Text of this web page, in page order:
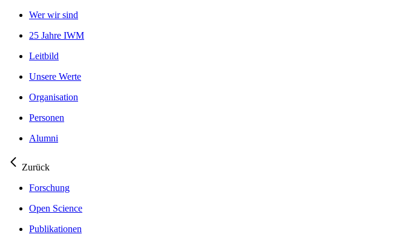
Wer wir sind
25 Jahre IWM
Leitbild
Unsere Werte
Organisation
Personen
Alumni
Zurück
Forschung
Open Science
Publikationen